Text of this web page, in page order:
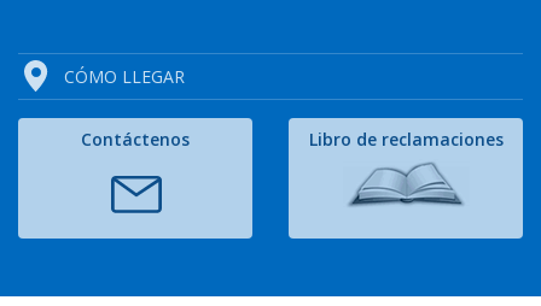
CÓMO LLEGAR
Contáctenos Libro de reclamaciones